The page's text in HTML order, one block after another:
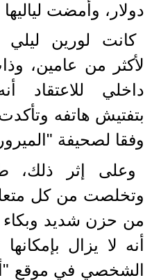
دولار، وأمضت
كانت لورين
لأكثر من عامين،
داخلي للاعتقاد
بتفتيش هاتفه
وفقا لصحيفة
وعلى إثر ذلك،
وتخلصت من كل
من حزن شديد
أنه لا يزال
الشخصي في موقع